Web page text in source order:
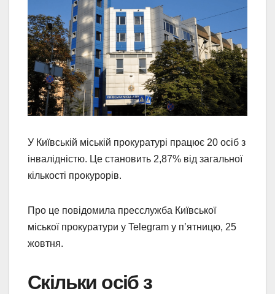
У Київській міській прокуратурі працює 20 осіб з
інвалідністю. Це становить 2,87% від загальної
кількості прокурорів.
Про це повідомила пресслужба Київської
міської прокуратури у Telegram у п’ятницю, 25
жовтня.
Скільки осіб з